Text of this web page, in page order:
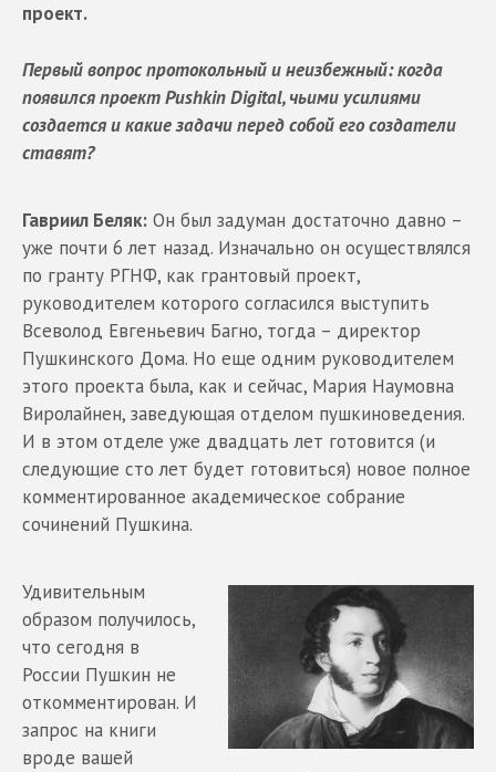
проект.
Первый вопрос протокольный и неизбежный: когда
появился проект Pushkin Digital, чьими усилиями
создается и какие задачи перед собой его создатели
ставят?
Гавриил Беляк: Он был задуман достаточно давно –
уже почти 6 лет назад. Изначально он осуществлялся
по гранту РГНФ, как грантовый проект,
руководителем которого согласился выступить
Всеволод Евгеньевич Багно, тогда – директор
Пушкинского Дома. Но еще одним руководителем
этого проекта была, как и сейчас, Мария Наумовна
Виролайнен, заведующая отделом пушкиноведения.
И в этом отделе уже двадцать лет готовится (и
следующие сто лет будет готовиться) новое полное
комментированное академическое собрание
сочинений Пушкина.
Удивительным
образом получилось,
что сегодня в
России Пушкин не
откомментирован. И
запрос на книги
вроде вашей